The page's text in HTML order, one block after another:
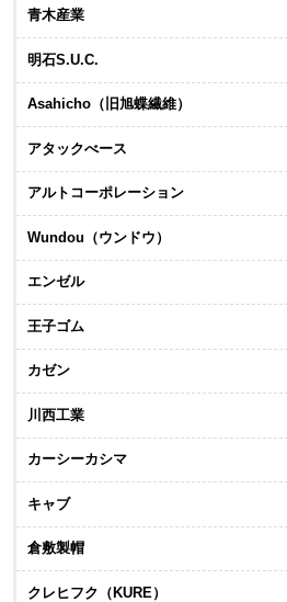
青木産業
明石S.U.C.
Asahicho（旧旭蝶繊維）
アタックべース
アルトコーポレーション
Wundou（ウンドウ）
エンゼル
王子ゴム
カゼン
川西工業
カーシーカシマ
キャブ
倉敷製帽
クレヒフク（KURE）